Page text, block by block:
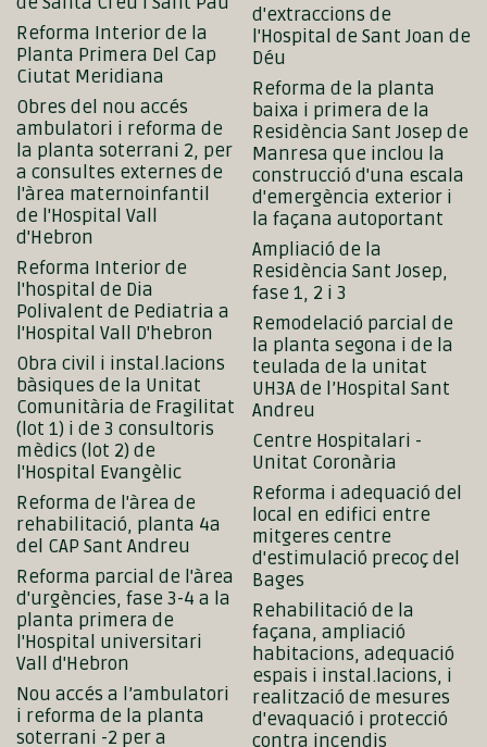
Reforma Interior de la
Planta Primera Del Cap
Ciutat Meridiana
Obres del nou accés
ambulatori i reforma de
la planta soterrani 2, per
a consultes externes de
l'àrea maternoinfantil
de l'Hospital Vall
d'Hebron
Reforma Interior de
l'hospital de Dia
Polivalent de Pediatria a
l'Hospital Vall D'hebron
Obra civil i instal.lacions
bàsiques de la Unitat
Comunitària de Fragilitat
(lot 1) i de 3 consultoris
mèdics (lot 2) de
l'Hospital Evangèlic
Reforma de l'àrea de
rehabilitació, planta 4a
del CAP Sant Andreu
Reforma parcial de l'àrea
d'urgències, fase 3-4 a la
planta primera de
l'Hospital universitari
Vall d'Hebron
Nou accés a l’ambulatori
i reforma de la planta
soterrani -2 per a
d'extraccions de
l'Hospital de Sant Joan de
Déu
Reforma de la planta
baixa i primera de la
Residència Sant Josep de
Manresa que inclou la
construcció d'una escala
d'emergència exterior i
la façana autoportant
Ampliació de la
Residència Sant Josep,
fase 1, 2 i 3
Remodelació parcial de
la planta segona i de la
teulada de la unitat
UH3A de l’Hospital Sant
Andreu
Centre Hospitalari -
Unitat Coronària
Reforma i adequació del
local en edifici entre
mitgeres centre
d'estimulació precoç del
Bages
Rehabilitació de la
façana, ampliació
habitacions, adequació
espais i instal.lacions, i
realització de mesures
d'evaquació i protecció
contra incendis